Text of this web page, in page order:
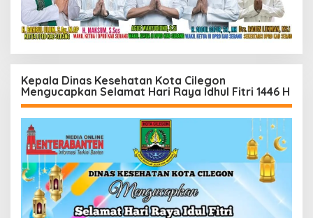
Kepala Dinas Kesehatan Kota Cilegon
Mengucapkan Selamat Hari Raya Idhul Fitri 1446 H